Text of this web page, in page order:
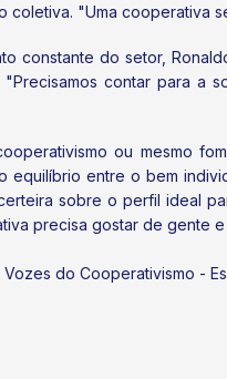
"Uma cooperativa
constante do setor,
contar para a
ou mesmo
equilíbrio entre o bem
sobre o perfil ideal
precisa gostar de gente
do Cooperativismo -
do Dia de Cooperar 2026